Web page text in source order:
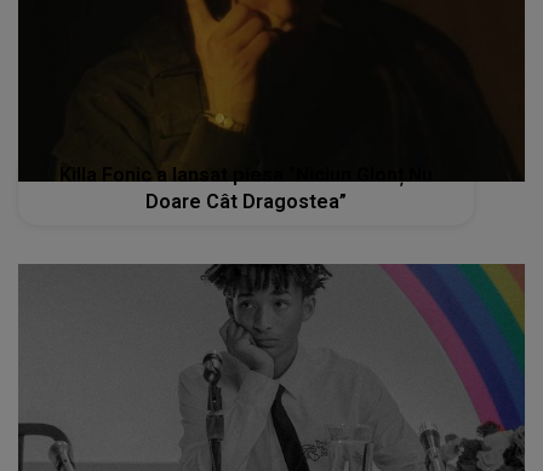
Killa Fonic a lansat piesa ”Niciun Glonț Nu
Doare Cât Dragostea”